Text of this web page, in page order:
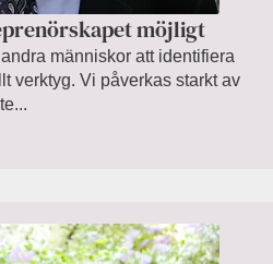
möjligt
människor att identifiera
verktyg. Vi påverkas starkt av